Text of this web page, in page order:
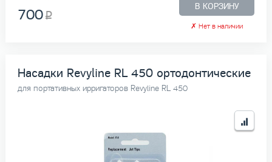
В КОРЗИНУ
✗ Нет в наличии
700
Насадки Revyline RL 450 ортодонтические
для портативных ирригаторов Revyline RL 450